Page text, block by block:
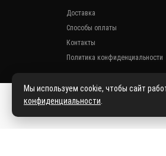
Доставка
Способы оплаты
Контакты
Политика конфиденциальности
Мы используем cookie, чтобы сайт
конфиденциальности